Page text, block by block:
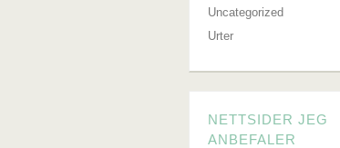
Uncategorized
Urter
NETTSIDER JEG
ANBEFALER